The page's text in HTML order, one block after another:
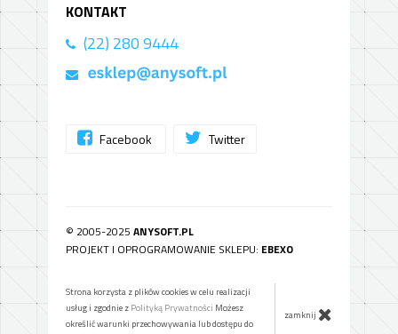
KONTAKT
(22) 280 9444
Facebook Twitter
© 2005-2025 ANYSOFT.PL
PROJEKT I OPROGRAMOWANIE SKLEPU: EBEXO
Strona korzysta z plików cookies w celu realizacji
usług i zgodnie z Polityką Prywatności Możesz
określić warunki przechowywania lub dostępu do
zamknij